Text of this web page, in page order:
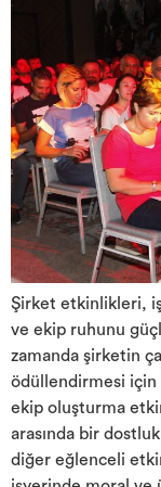
Şirket etkinlikleri,
ve ekip ruhunu
zamanda şirketin
ödüllendirmesi için
ekip oluşturma
arasında bir
diğer eğlenceli